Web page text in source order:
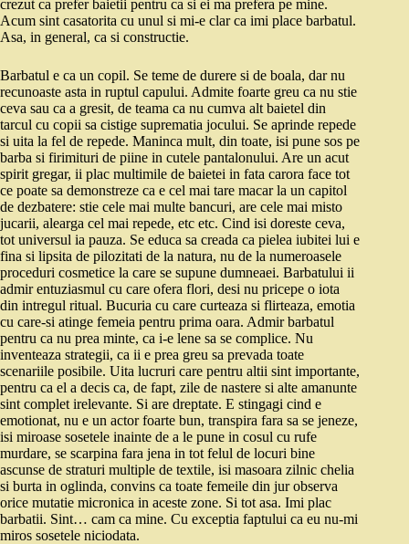
crezut ca prefer baietii pentru ca si ei ma prefera pe mine.
Acum sint casatorita cu unul si mi-e clar ca imi place barbatul.
Asa, in general, ca si constructie.
Barbatul e ca un copil. Se teme de durere si de boala, dar nu
recunoaste asta in ruptul capului. Admite foarte greu ca nu stie
ceva sau ca a gresit, de teama ca nu cumva alt baietel din
tarcul cu copii sa cistige suprematia jocului. Se aprinde repede
si uita la fel de repede. Maninca mult, din toate, isi pune sos pe
barba si firimituri de piine in cutele pantalonului. Are un acut
spirit gregar, ii plac multimile de baietei in fata carora face tot
ce poate sa demonstreze ca e cel mai tare macar la un capitol
de dezbatere: stie cele mai multe bancuri, are cele mai misto
jucarii, alearga cel mai repede, etc etc. Cind isi doreste ceva,
tot universul ia pauza. Se educa sa creada ca pielea iubitei lui e
fina si lipsita de pilozitati de la natura, nu de la numeroasele
proceduri cosmetice la care se supune dumneaei. Barbatului ii
admir entuziasmul cu care ofera flori, desi nu pricepe o iota
din intregul ritual. Bucuria cu care curteaza si flirteaza, emotia
cu care-si atinge femeia pentru prima oara. Admir barbatul
pentru ca nu prea minte, ca i-e lene sa se complice. Nu
inventeaza strategii, ca ii e prea greu sa prevada toate
scenariile posibile. Uita lucruri care pentru altii sint importante,
pentru ca el a decis ca, de fapt, zile de nastere si alte amanunte
sint complet irelevante. Si are dreptate. E stingagi cind e
emotionat, nu e un actor foarte bun, transpira fara sa se jeneze,
isi miroase sosetele inainte de a le pune in cosul cu rufe
murdare, se scarpina fara jena in tot felul de locuri bine
ascunse de straturi multiple de textile, isi masoara zilnic chelia
si burta in oglinda, convins ca toate femeile din jur observa
orice mutatie micronica in aceste zone. Si tot asa. Imi plac
barbatii. Sint… cam ca mine. Cu exceptia faptului ca eu nu-mi
miros sosetele niciodata.